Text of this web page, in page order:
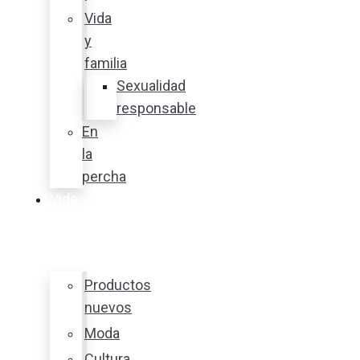
Vida
y
familia
Sexualidad
responsable
En
la
percha
Productos
nuevos
Moda